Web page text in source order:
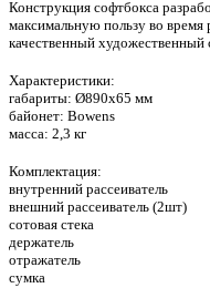
Конструкция софтбокса
максимальную пользу во
качественный художественный
Характеристики:
габариты: Ø890х65 мм
байонет: Bowens
масса: 2,3 кг
Комплектация:
внутренний рассеиватель
внешний рассеиватель (2шт)
сотовая стека
держатель
отражатель
сумкa